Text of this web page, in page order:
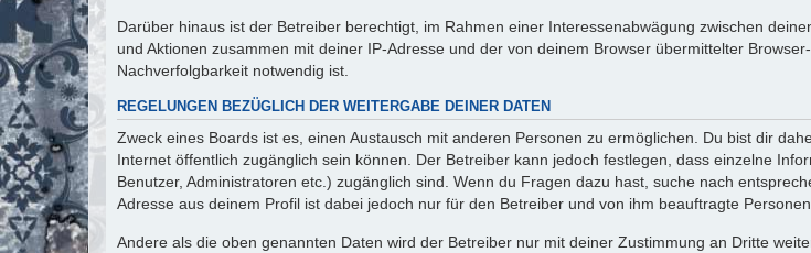
Darüber hinaus ist der Betreiber berechtigt, im Rahmen einer Interessenabwägung zwischen
und Aktionen zusammen mit deiner IP-Adresse und der von deinem Browser übermittelter
Nachverfolgbarkeit notwendig ist.
REGELUNGEN BEZÜGLICH DER WEITERGABE DEINER DATEN
Zweck eines Boards ist es, einen Austausch mit anderen Personen zu ermöglichen. Du bist dir
Internet öffentlich zugänglich sein können. Der Betreiber kann jedoch festlegen, dass einzelne
Benutzer, Administratoren etc.) zugänglich sind. Wenn du Fragen dazu hast, suche nach
Adresse aus deinem Profil ist dabei jedoch nur für den Betreiber und von ihm beauftragte
Andere als die oben genannten Daten wird der Betreiber nur mit deiner Zustimmung an Dritte